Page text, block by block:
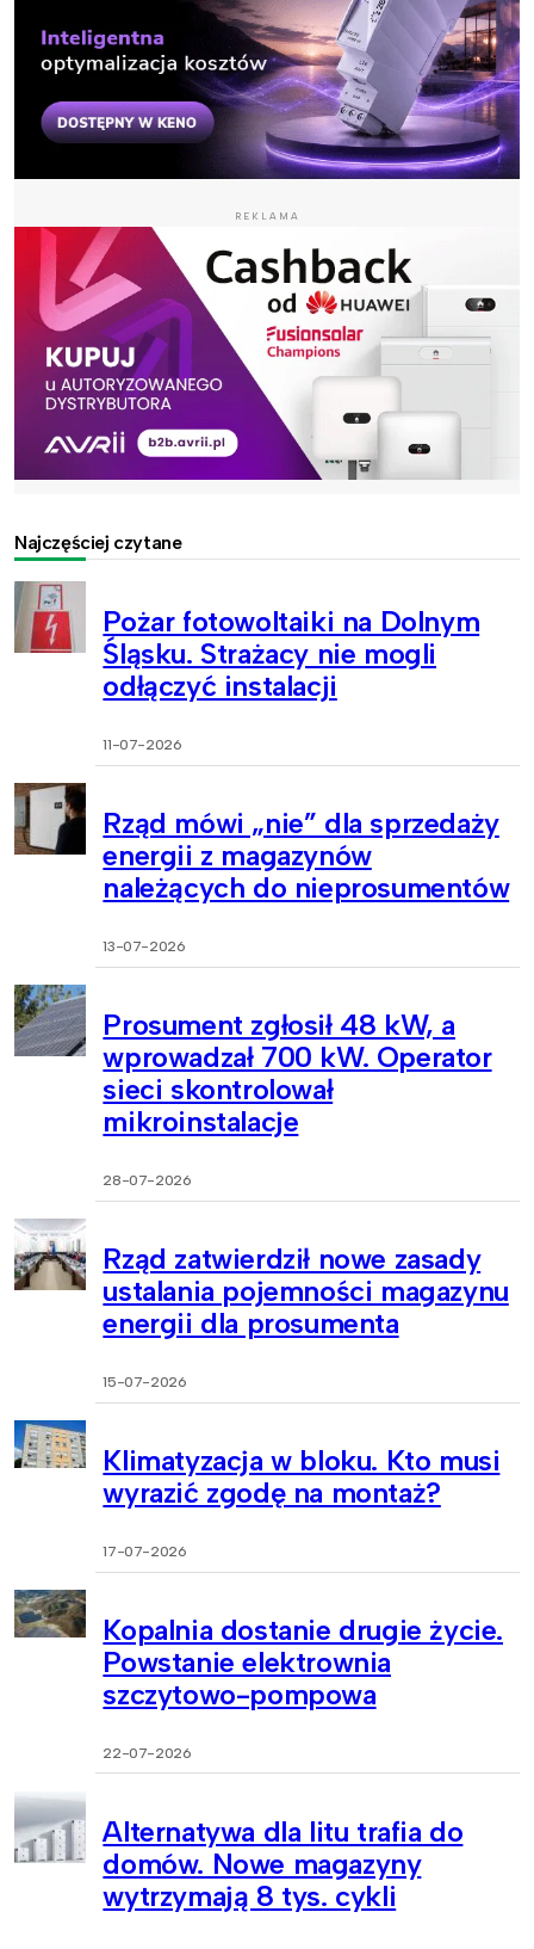
REKLAMA
Najczęściej czytane
Pożar fotowoltaiki na Dolnym
Śląsku. Strażacy nie mogli
odłączyć instalacji
11-07-2026
Rząd mówi „nie” dla sprzedaży
energii z magazynów
należących do nieprosumentów
13-07-2026
Prosument zgłosił 48 kW, a
wprowadzał 700 kW. Operator
sieci skontrolował
mikroinstalacje
28-07-2026
Rząd zatwierdził nowe zasady
ustalania pojemności magazynu
energii dla prosumenta
15-07-2026
Klimatyzacja w bloku. Kto musi
wyrazić zgodę na montaż?
17-07-2026
Kopalnia dostanie drugie życie.
Powstanie elektrownia
szczytowo-pompowa
22-07-2026
Alternatywa dla litu trafia do
domów. Nowe magazyny
wytrzymają 8 tys. cykli